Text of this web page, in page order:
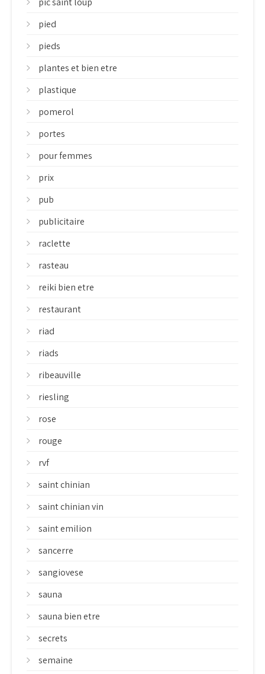
pied
pieds
plantes et bien etre
plastique
pomerol
portes
pour femmes
prix
pub
publicitaire
raclette
rasteau
reiki bien etre
restaurant
riad
riads
ribeauville
riesling
rose
rouge
rvf
saint chinian
saint chinian vin
saint emilion
sancerre
sangiovese
sauna
sauna bien etre
secrets
semaine